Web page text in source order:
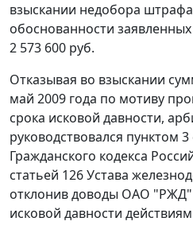
взыскании недобора
обоснованности
2 573 600 руб.
Отказывая во взыскании
май 2009 года по мотиву
срока исковой давности,
руководствовался пунктом 3
Гражданского кодекса
статьей 126Устава
отклонив доводы ОАО "РЖД"
исковой давности